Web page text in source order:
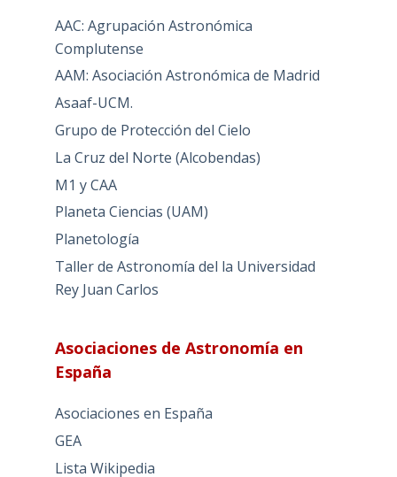
AAC: Agrupación Astronómica
Complutense
AAM: Asociación Astronómica de Madrid
Asaaf-UCM.
Grupo de Protección del Cielo
La Cruz del Norte (Alcobendas)
M1 y CAA
Planeta Ciencias (UAM)
Planetología
Taller de Astronomía del la Universidad
Rey Juan Carlos
Asociaciones de Astronomía en
España
Asociaciones en España
GEA
Lista Wikipedia